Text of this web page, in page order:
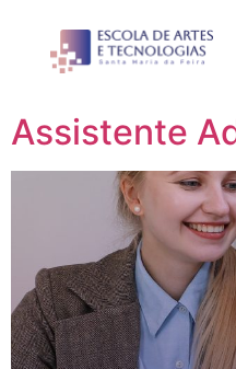
Assistente